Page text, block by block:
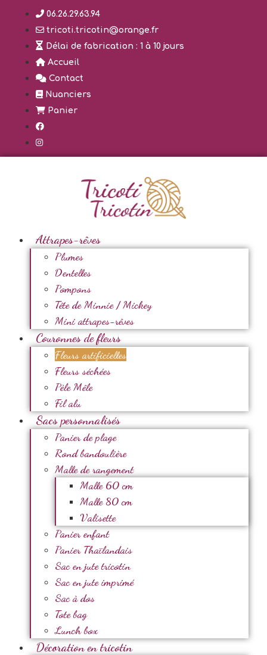
contenu
06.26.29.63.94
tricoti.tricotin@orange.fr
Délai de fabrication : 1 à 10 jours
Accueil
Contact
Nuanciers
Panier
Attrapes-rêves
Plumes
Dentelles
Pompons
Tête de Minnie / Mickey
Mini attrapes-rêves
Couronnes de fleurs
Fleurs artificielles
Fleurs séchées
Pèle Mêle
Fil alu
Sacs personnalisés
Panier de plage
Rond bandoulière
Malle de rangement
Malle 60 cm
Malle 80 cm
Valisette
Panier enfant
Panier Thaïlandais
Sac en jute tricotin
Sac en jute imprimé
Sac à dos
Tote bag
Lunch box
Décoration en tricotin